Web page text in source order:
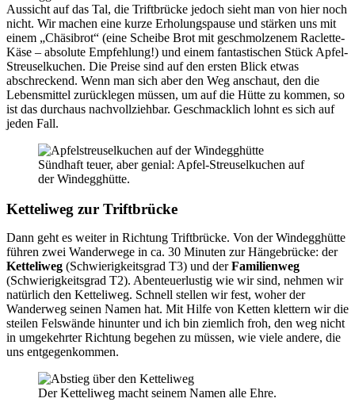
Aussicht auf das Tal, die Triftbrücke jedoch sieht man von hier noch
nicht. Wir machen eine kurze Erholungspause und stärken uns mit
einem „Chäsibrot“ (eine Scheibe Brot mit geschmolzenem Raclette-
Käse – absolute Empfehlung!) und einem fantastischen Stück Apfel-
Streuselkuchen. Die Preise sind auf den ersten Blick etwas
abschreckend. Wenn man sich aber den Weg anschaut, den die
Lebensmittel zurücklegen müssen, um auf die Hütte zu kommen, so
ist das durchaus nachvollziehbar. Geschmacklich lohnt es sich auf
jeden Fall.
Sündhaft teuer, aber genial: Apfel-Streuselkuchen auf
der Windegghütte.
Ketteliweg zur Triftbrücke
Dann geht es weiter in Richtung Triftbrücke. Von der Windegghütte
führen zwei Wanderwege in ca. 30 Minuten zur Hängebrücke: der
Ketteliweg (Schwierigkeitsgrad T3) und derFamilienweg
(Schwierigkeitsgrad T2). Abenteuerlustig wie wir sind, nehmen wir
natürlich den Ketteliweg. Schnell stellen wir fest, woher der
Wanderweg seinen Namen hat. Mit Hilfe von Ketten klettern wir die
steilen Felswände hinunter und ich bin ziemlich froh, den weg nicht
in umgekehrter Richtung begehen zu müssen, wie viele andere, die
uns entgegenkommen.
Der Ketteliweg macht seinem Namen alle Ehre.